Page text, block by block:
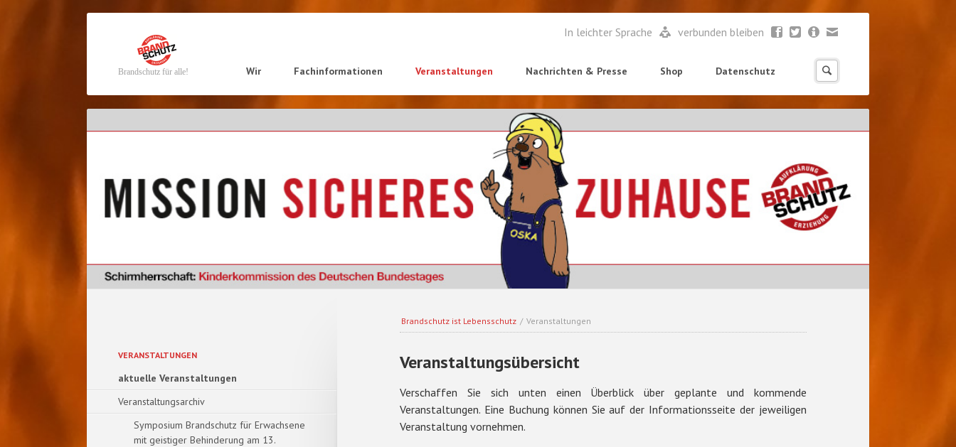
Brandschutz für alle!
Navigation
Wir Fachinformationen Veranstaltungen Nachrichten & Presse Shop Datenschutz
Navigation
überspringen
In leichter Sprache verbunden bleiben
Brandschutz ist Lebensschutz / Veranstaltungen
Veranstaltungsübersicht
Verschaffen Sie sich unten einen Überblick über geplante und kommende
Veranstaltungen. Eine Buchung können Sie auf der Informationsseite der jeweiligen
Veranstaltung vornehmen.
Navigation
VERANSTALTUNGEN
aktuelle Veranstaltungen
Veranstaltungsarchiv
Symposium Brandschutz für Erwachsene
mit geistiger Behinderung am 13.